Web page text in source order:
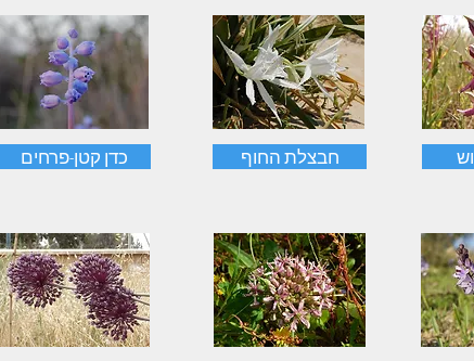
כדן קטן-פרחים חבצלת החוף